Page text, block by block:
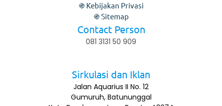
֍ Kebijakan Privasi
֍ Sitemap
Contact Person
081 3131 50 909
Sirkulasi dan Iklan
Jalan Aquarius II No. 12
Gumuruh, Batununggal